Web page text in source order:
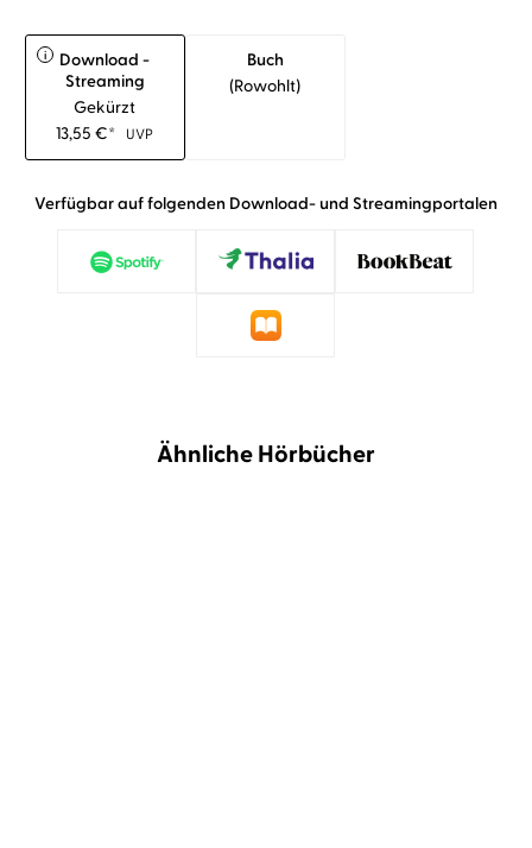
i
Download -
Streaming
Gekürzt
13,55€* UVP
Buch
(rowohlt)
Verfügbar auf folgenden Download- und Streamingportalen
Ähnliche Hörbücher